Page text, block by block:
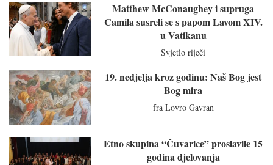
Matthew McConaughey i supruga
Camila susreli se s papom Lavom XIV.
u Vatikanu
Svjetlo riječi
19. nedjelja kroz godinu: Naš Bog jest
Bog mira
fra Lovro Gavran
Etno skupina “Čuvarice” proslavile 15
godina djelovanja